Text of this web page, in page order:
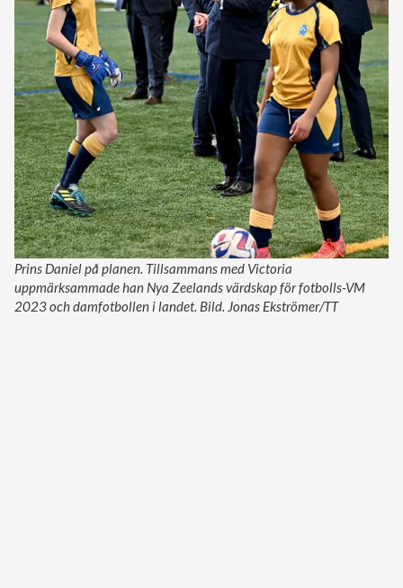
Prins Daniel på planen. Tillsammans med Victoria
uppmärksammade han Nya Zeelands värdskap för fotbolls-VM
2023 och damfotbollen i landet. Bild. Jonas Ekströmer/TT